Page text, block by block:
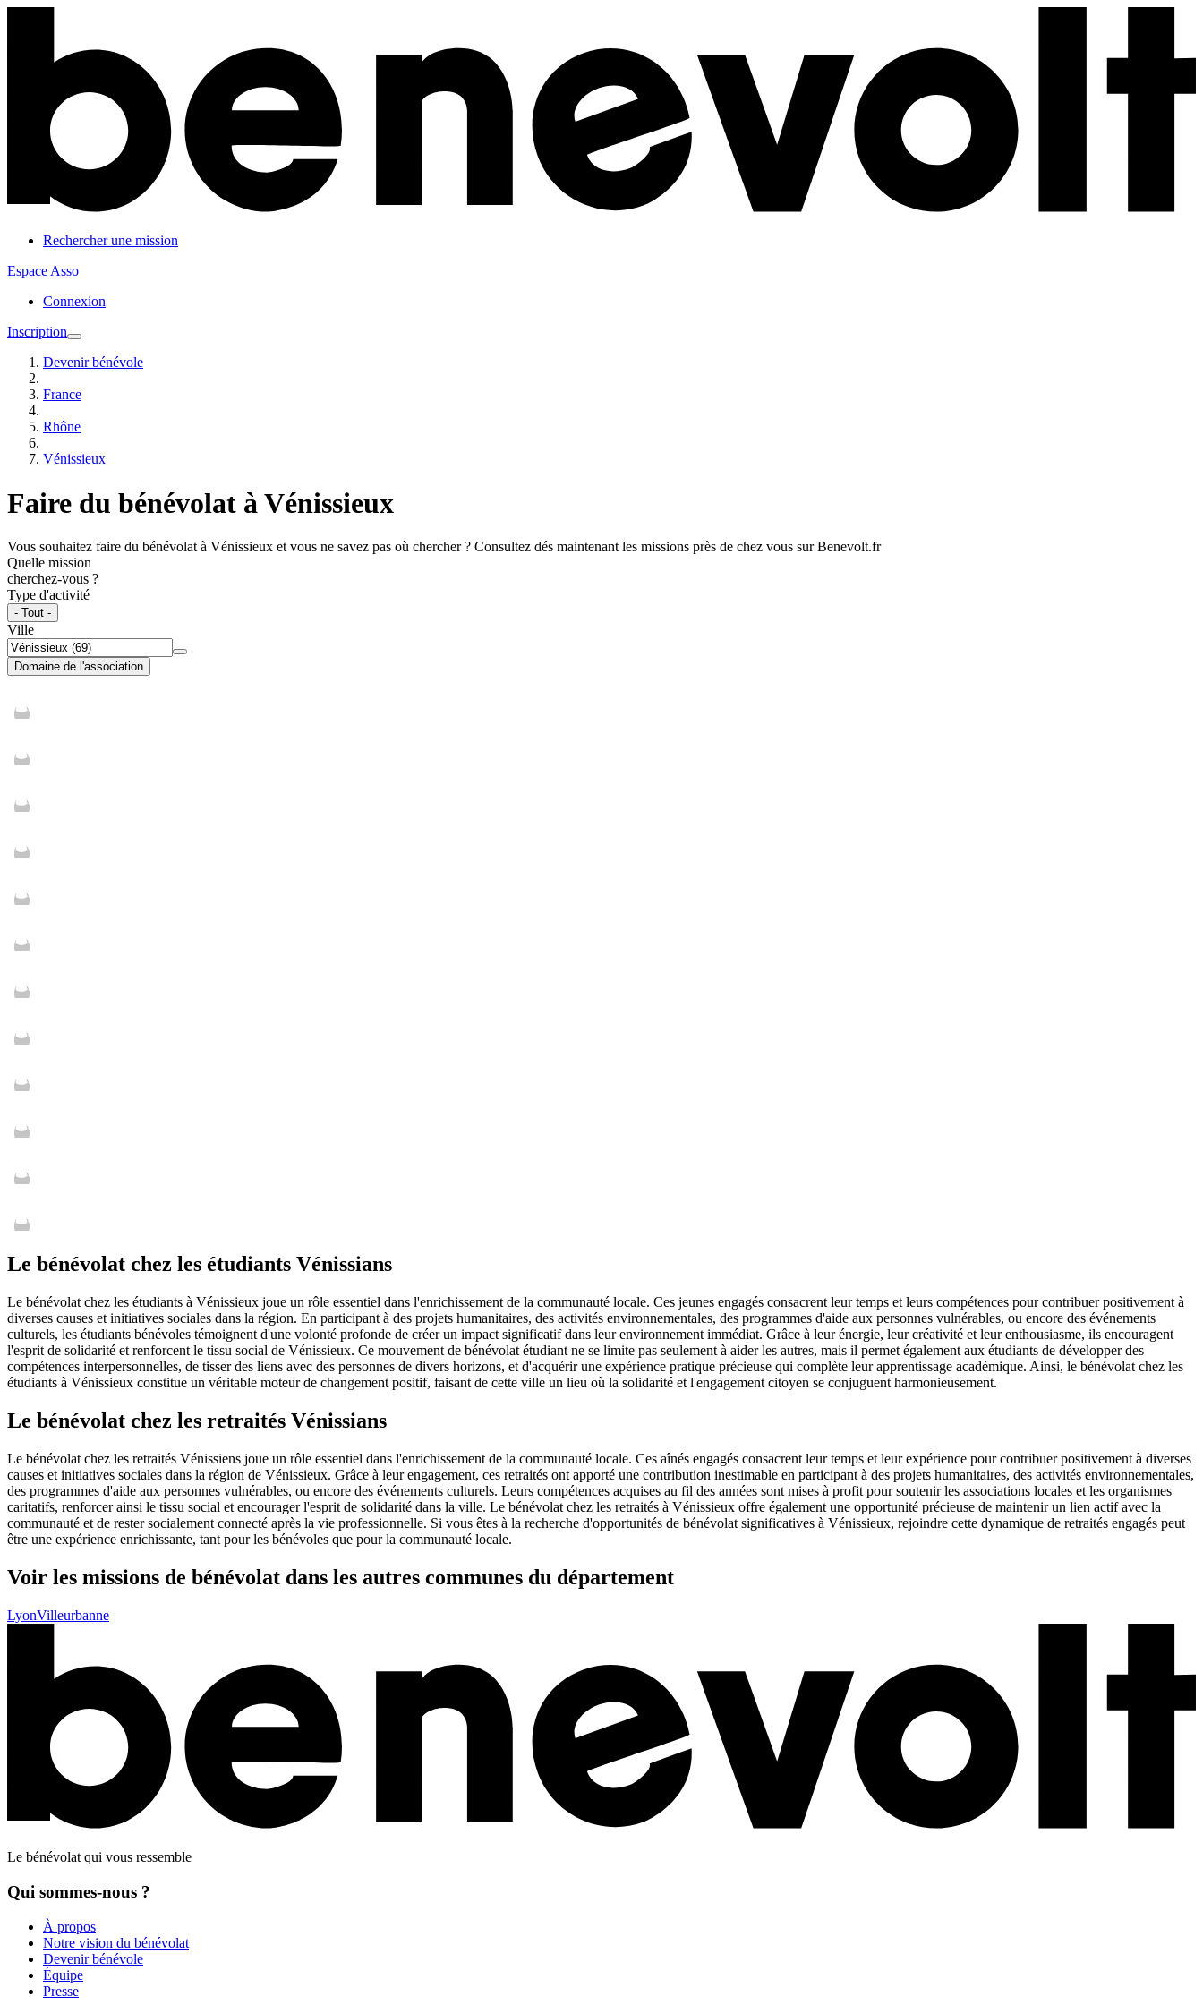
Rechercher une mission
Espace Asso
Connexion
Inscription
Devenir bénévole
France
Rhône
Vénissieux
Faire du bénévolat à Vénissieux
Vous souhaitez faire du bénévolat à Vénissieux et vous ne savez pas où chercher ? Consultez dés maintenant les missions près de chez vous sur Benevolt.fr
Quelle mission
cherchez-vous ?
Type d'activité
- Tout -
Ville
Domaine de l'association
Le bénévolat chez les étudiants Vénissians
Le bénévolat chez les étudiants à Vénissieux joue un rôle essentiel dans l'enrichissement de la communauté locale. Ces jeunes engagés consacrent leur temps et leurs compétences pour contribuer positivement à
diverses causes et initiatives sociales dans la région. En participant à des projets humanitaires, des activités environnementales, des programmes d'aide aux personnes vulnérables, ou encore des événements
culturels, les étudiants bénévoles témoignent d'une volonté profonde de créer un impact significatif dans leur environnement immédiat. Grâce à leur énergie, leur créativité et leur enthousiasme, ils encouragent
l'esprit de solidarité et renforcent le tissu social de Vénissieux. Ce mouvement de bénévolat étudiant ne se limite pas seulement à aider les autres, mais il permet également aux étudiants de développer des
compétences interpersonnelles, de tisser des liens avec des personnes de divers horizons, et d'acquérir une expérience pratique précieuse qui complète leur apprentissage académique. Ainsi, le bénévolat chez les
étudiants à Vénissieux constitue un véritable moteur de changement positif, faisant de cette ville un lieu où la solidarité et l'engagement citoyen se conjuguent harmonieusement.
Le bénévolat chez les retraités Vénissians
Le bénévolat chez les retraités Vénissiens joue un rôle essentiel dans l'enrichissement de la communauté locale. Ces aînés engagés consacrent leur temps et leur expérience pour contribuer positivement à diverses
causes et initiatives sociales dans la région de Vénissieux. Grâce à leur engagement, ces retraités ont apporté une contribution inestimable en participant à des projets humanitaires, des activités environnementales,
des programmes d'aide aux personnes vulnérables, ou encore des événements culturels. Leurs compétences acquises au fil des années sont mises à profit pour soutenir les associations locales et les organismes
caritatifs, renforcer ainsi le tissu social et encourager l'esprit de solidarité dans la ville. Le bénévolat chez les retraités à Vénissieux offre également une opportunité précieuse de maintenir un lien actif avec la
communauté et de rester socialement connecté après la vie professionnelle. Si vous êtes à la recherche d'opportunités de bénévolat significatives à Vénissieux, rejoindre cette dynamique de retraités engagés peut
être une expérience enrichissante, tant pour les bénévoles que pour la communauté locale.
Voir les missions de bénévolat dans les autres communes du département
LyonVilleurbanne
Le bénévolat qui vous ressemble
Qui sommes-nous ?
À propos
Notre vision du bénévolat
Devenir bénévole
Équipe
Presse